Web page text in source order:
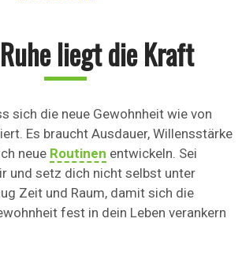
liegt die Kraft
sich die neue Gewohnheit wie von
Es braucht Ausdauer, Willensstärke
neue Routinen entwickeln. Sei
und setz dich nicht selbst unter
Zeit und Raum, damit sich die
fest in dein Leben verankern